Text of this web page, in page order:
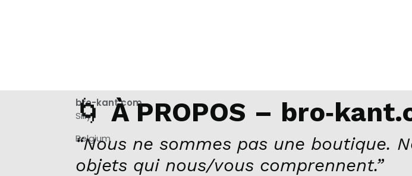
🌀À PROPOS –
“Nous ne sommes pas une boutique.
objets qui nous/vous comprennent.”
bro-kant.com
Silly
Belgium